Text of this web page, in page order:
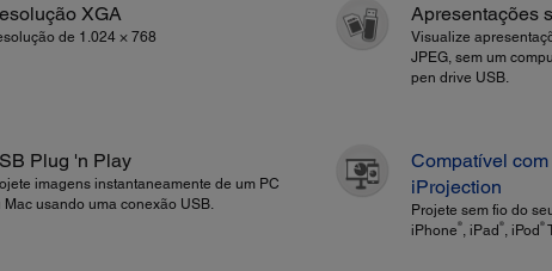
XGA
de 1.024 × 768
Apresentações
Visualize
JPEG, sem um
pen drive USB.
Plug 'n Play
imagens instantaneamente de um PC
Mac usando uma conexão USB.
Compatível
iProjection
Projete sem fio do
iPhone
®, iPad ®, iPod ®